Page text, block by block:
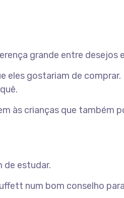
grande entre desejos
eles gostariam de
às crianças que também
de estudar.
num bom conselho